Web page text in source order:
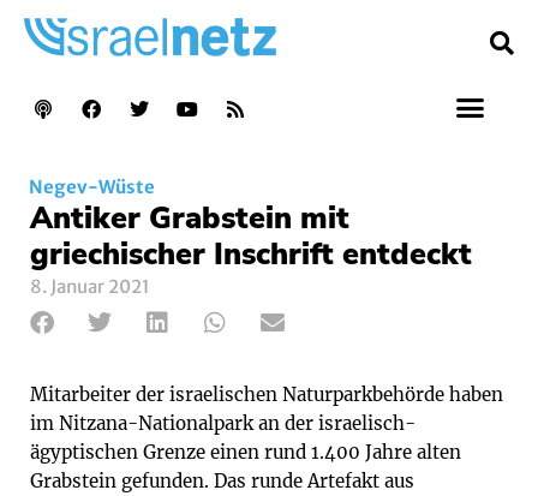
Negev-Wüste
Antiker Grabstein mit
griechischer Inschrift entdeckt
8. Januar 2021
Mitarbeiter der israelischen Naturparkbehörde haben
im Nitzana-Nationalpark an der israelisch-
ägyptischen Grenze einen rund 1.400 Jahre alten
Grabstein gefunden. Das runde Artefakt aus